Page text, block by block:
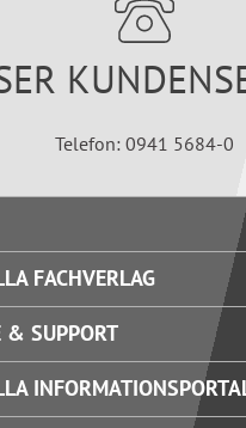
Telefon: 0941 5684-0
FACHVERLAG
& SUPPORT